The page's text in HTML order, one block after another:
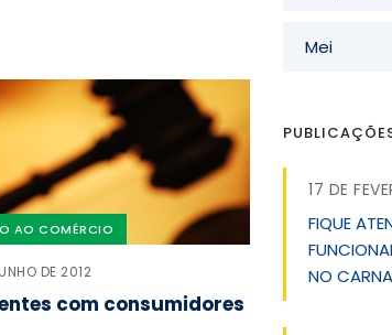
AO COMÉRCIO
DE 2012
com consumidores
Mei
17 DE
FIQUE
NO